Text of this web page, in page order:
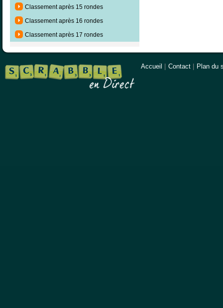
Classement après 15 rondes
Classement après 16 rondes
Classement après 17 rondes
Accueil Contact Plan du